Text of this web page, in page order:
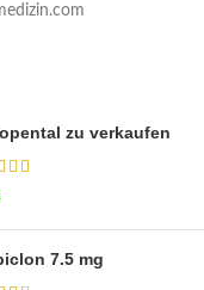
zu verkaufen
7.5 mg